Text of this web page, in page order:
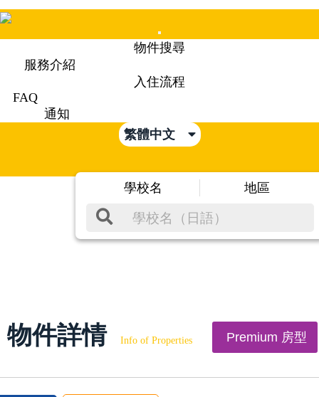
Mobile
Menu
物件搜尋
服務介紹
入住流程
FAQ
通知
繁體中文
學校名 地區
物件詳情 Info of Properties Premium 房型